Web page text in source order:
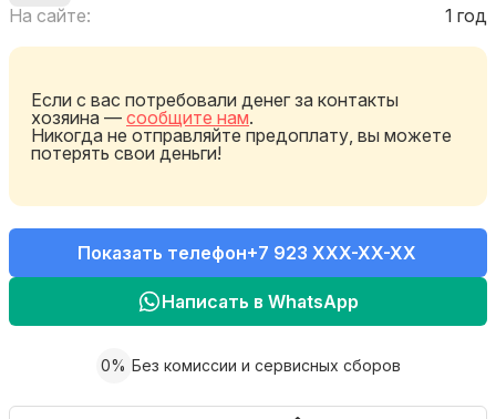
На сайте: 1 год
Если с вас потребовали денег за контакты
хозяина — сообщите нам.
Никогда не отправляйте предоплату, вы можете
потерять свои деньги!
Показать телефон+7 923 XXX-XX-XX
Написать в WhatsApp
0% Без комиссии и сервисных сборов